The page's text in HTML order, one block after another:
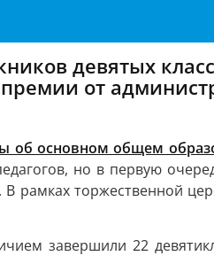
девятых
от
об основном общем
но в первую
рамках торжественной
завершили 22